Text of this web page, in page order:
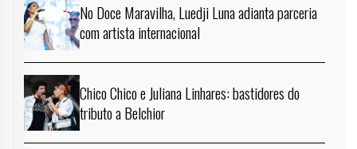
No Doce Maravilha, Luedji Luna adianta parceria
com artista internacional
Chico Chico e Juliana Linhares: bastidores do
tributo a Belchior